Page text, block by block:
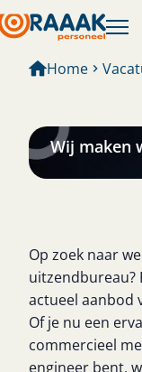
Home
Wij maken
Op zoek naar
uitzendbureau?
actueel aanbod
Of je nu een
commercieel
engineer bent,